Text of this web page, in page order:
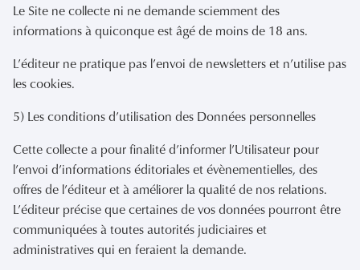
Le Site ne collecte ni ne demande sciemment des
informations à quiconque est âgé de moins de 18 ans.
L’éditeur ne pratique pas l’envoi de newsletters et n’utilise pas
les cookies.
5) Les conditions d’utilisation des Données personnelles
Cette collecte a pour finalité d’informer l’Utilisateur pour
l’envoi d’informations éditoriales et évènementielles, des
offres de l’éditeur et à améliorer la qualité de nos relations.
L’éditeur précise que certaines de vos données pourront être
communiquées à toutes autorités judiciaires et
administratives qui en feraient la demande.